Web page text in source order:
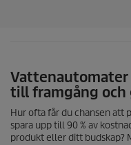
till framgång och
Hur ofta får du chansen att
spara upp till 90 % av
produkt eller ditt budskap?